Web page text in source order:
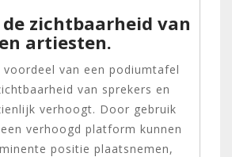
zichtbaarheid van
artiesten.
voordeel van een podiumtafel
van sprekers en
verhoogt. Door gebruik
verhoogd platform kunnen
positie plaatsnemen,